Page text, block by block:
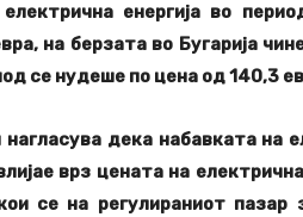
електрична енергија во
на берзата во Бугарија
се нудеше по цена од 140,3
дека набавката на
врз цената на
се на регулираниот пазар